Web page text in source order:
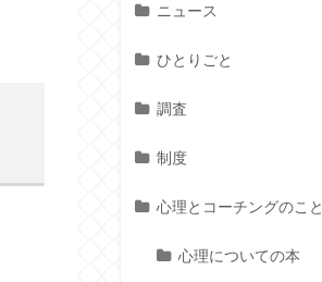
ニュース
ひとりごと
調査
制度
心理とコーチングのこと
心理についての本